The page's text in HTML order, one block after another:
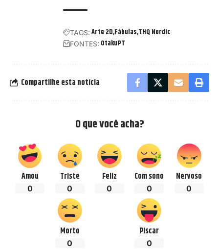
TAGS: Arte 2D Fábulas THQ Nordic
FONTES: OtakuPT
Compartilhe esta notícia
O que você acha?
Amou
0
Triste
0
Feliz
0
Com sono
0
Nervoso
0
Morto
0
Piscar
0